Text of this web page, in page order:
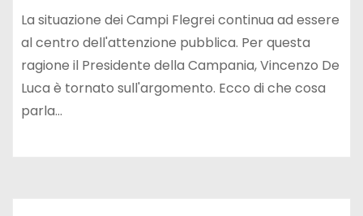
La situazione dei Campi Flegrei continua ad essere
al centro dell'attenzione pubblica. Per questa
ragione il Presidente della Campania, Vincenzo De
Luca è tornato sull'argomento. Ecco di che cosa
parla…